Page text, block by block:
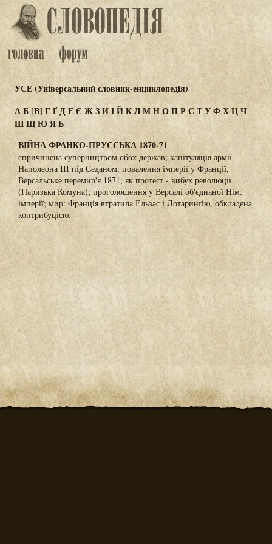
УСЕ (Універсальний словник-енциклопедія)
АБ [В] ГҐДЕЄ ЖЗИІЙКЛМНОПР СТУФХЦЧ
ШЩЮЯЬ
ВІЙНА ФРАНКО-ПРУССЬКА 1870-71
спричинена суперництвом обох держав; капітуляція армії
Наполеона III під Седаном, повалення імперії у Франції,
Версальське перемир'я 1871; як протест - вибух революції
(Паризька Комуна); проголошення у Версалі об'єднаної Нім.
імперії; мир: Франція втратила Ельзас і Лотаринґію, обкладена
контрибуцією.